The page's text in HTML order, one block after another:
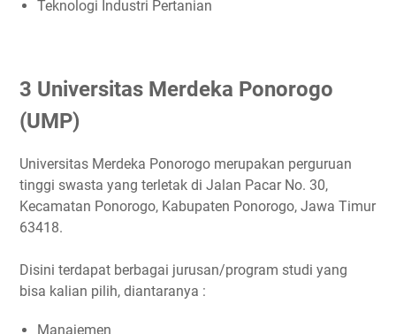
Teknologi Industri Pertanian
3 Universitas Merdeka Ponorogo
(UMP)
Universitas Merdeka Ponorogo merupakan perguruan
tinggi swasta yang terletak di Jalan Pacar No. 30,
Kecamatan Ponorogo, Kabupaten Ponorogo, Jawa Timur
63418.
Disini terdapat berbagai jurusan/program studi yang
bisa kalian pilih, diantaranya :
Manajemen